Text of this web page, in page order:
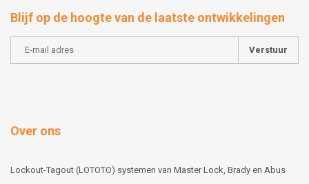
Blijf op de hoogte van de laatste ontwikkelingen
Verstuur
Over ons
Lockout-Tagout (LOTOTO) systemen van Master Lock, Brady en Abus